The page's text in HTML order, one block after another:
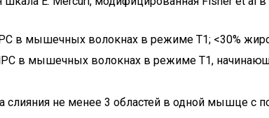
в мышечных волокнах в режиме Т1; <30%
в мышечных волокнах в режиме Т1,
слияния не менее 3 областей в одной мышце